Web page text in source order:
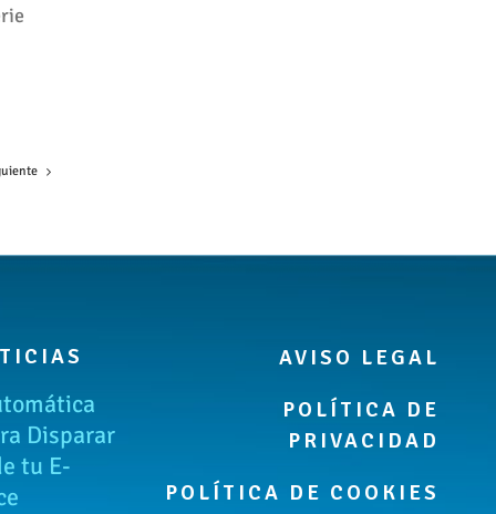
Disparar
tu E-
AVISO LEGAL
POLÍTICA DE
PRIVACIDAD
POLÍTICA DE COOKIES